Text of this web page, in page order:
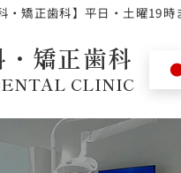
・矯正歯科】平日・土曜19時
矯正歯科
CLINIC